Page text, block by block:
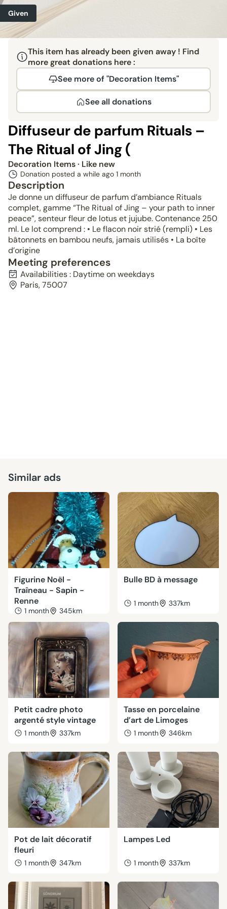
Given
This item has already been given away ! Find
more great donations here :
See more of "Decoration Items"
See all donations
Diffuseur de parfum Rituals –
The Ritual of Jing (
Decoration Items· Like new
Donation posted a while ago 1 month
Description
Je donne un diffuseur de parfum d’ambiance Rituals
complet, gamme “The Ritual of Jing – your path to inner
peace”, senteur fleur de lotus et jujube. Contenance 250
ml. Le lot comprend : • Le flacon noir strié (rempli) • Les
bâtonnets en bambou neufs, jamais utilisés • La boîte
d’origine
Meeting preferences
Availabilities : Daytime on weekdays
Paris, 75007
Similar ads
Figurine Noël -
Traîneau - Sapin -
Renne
1 month 345km
Bulle BD à message
1 month 337km
Petit cadre photo
argenté style vintage
1 month 337km
Tasse en porcelaine
d’art de Limoges
1 month 346km
Pot de lait décoratif
fleuri
1 month 347km
Lampes Led
1 month 337km